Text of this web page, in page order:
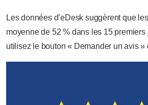
Les données d’eDesk suggèrent que
moyenne de 52 % dans les 15
utilisez le bouton « Demander un avis »